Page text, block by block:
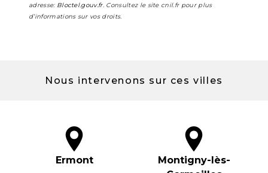
adresse: Bloctel.gouv.fr. Consultez le site cnil.fr pour plus
d’informations sur vos droits.
Nous intervenons sur ces villes
Ermont
Montigny-lès-